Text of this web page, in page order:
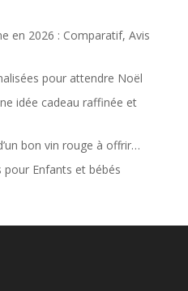
en 2026 : Comparatif, Avis
pour attendre Noël
idée cadeau raffinée et
bon vin rouge à offrir…
pour Enfants et bébés